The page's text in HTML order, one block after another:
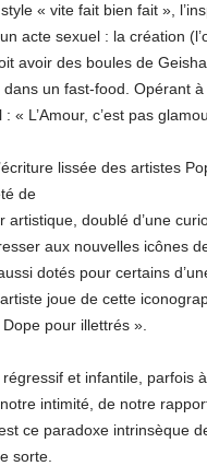
« vite fait bien fait »,
acte sexuel : la création
avoir des boules de
dans un fast-food. Opérant
L’Amour, c’est pas
lissée des artistes
de
doublé d’une
aux nouvelles
dotés pour certains
joue de cette
pour illettrés ».
régressif et infantile,
intimité, de notre
ce paradoxe intrinsèque
sorte.